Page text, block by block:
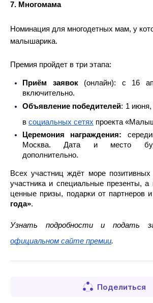
7. Многомама
Номинация для многодетных мам, у
малышарика.
Премия пройдет в три этапа:
Приём заявок (онлайн): с 16
включительно.
Объявление победителей: 1
в социальных сетях проекта
Церемония награждения:
Москва. Дата и место
дополнительно.
Всех участниц ждёт море
участника и специальные презенты,
ценные призы, подарки от партнеров и
года».
Узнать подробности и подать
официальном сайте премии.
Поделиться